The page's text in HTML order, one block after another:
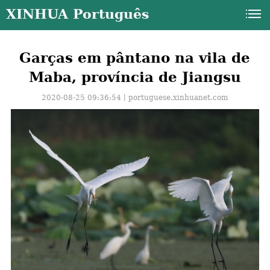
XINHUA Português
Garças em pântano na vila de
Maba, província de Jiangsu
2020-08-25 09:36:54丨portuguese.xinhuanet.com